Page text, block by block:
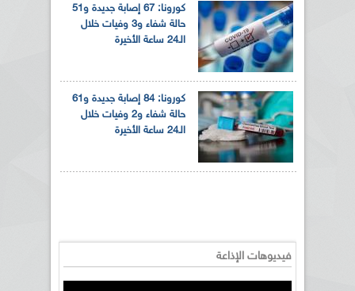
كورونا: 67 إصابة جديدة و51
حالة شفاء و3 وفيات خلال
الـ24 ساعة الأخيرة
كورونا: 84 إصابة جديدة و61
حالة شفاء و2 وفيات خلال
الـ24 ساعة الأخيرة
فيديوهات الإذاعة